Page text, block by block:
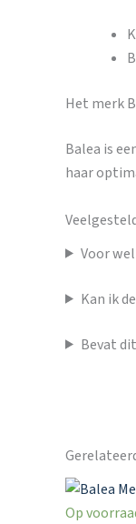
Het merk
Balea is
haar
Voor
Kan ik
Bevat
Op